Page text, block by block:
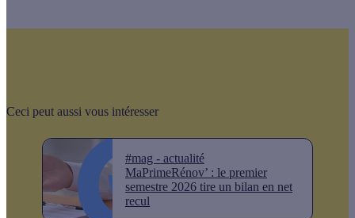
Ceci peut aussi vous intéresser
#mag - actualité
MaPrimeRénov’ : le premier
semestre 2026 tire un bilan en net
recul